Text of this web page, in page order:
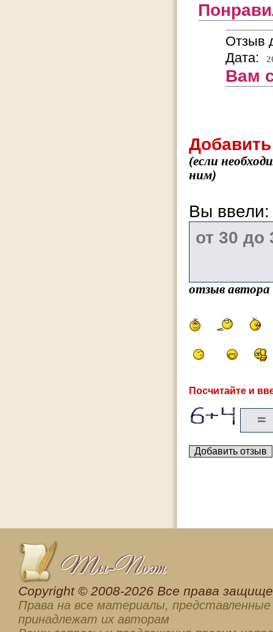
Отзыв
Дата:
Вам
(если
ним)
Вы
отзыв
Посчитайте и
Сopyright © 2008-2026 Все права
Права на все материалы, представленные
принадлежат их авторам